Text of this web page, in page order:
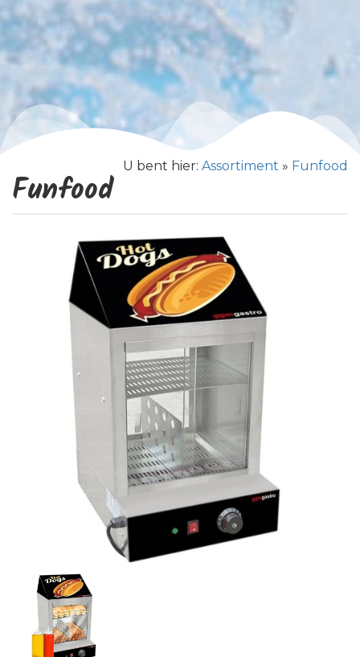
U bent hier: Assortiment » Funfood
Funfood